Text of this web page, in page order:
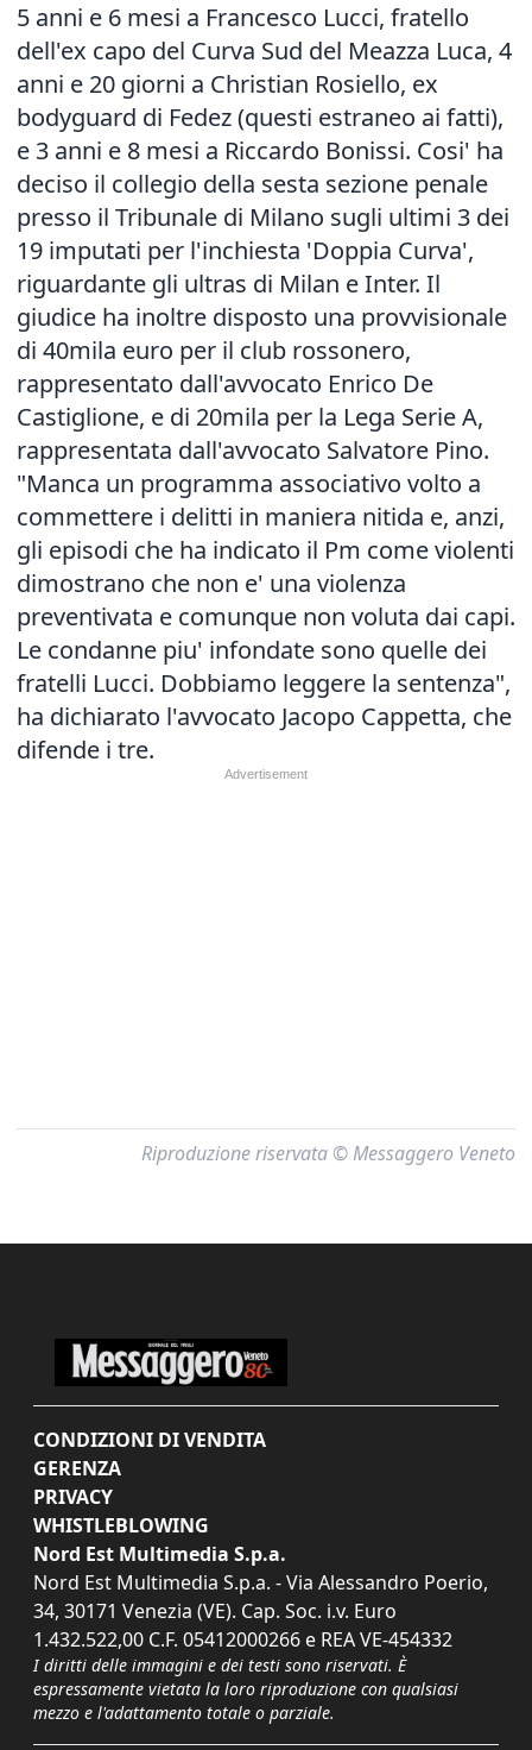
5 anni e 6 mesi a Francesco Lucci, fratello
dell'ex capo del Curva Sud del Meazza Luca, 4
anni e 20 giorni a Christian Rosiello, ex
bodyguard di Fedez (questi estraneo ai fatti),
e 3 anni e 8 mesi a Riccardo Bonissi. Cosi' ha
deciso il collegio della sesta sezione penale
presso il Tribunale di Milano sugli ultimi 3 dei
19 imputati per l'inchiesta 'Doppia Curva',
riguardante gli ultras di Milan e Inter. Il
giudice ha inoltre disposto una provvisionale
di 40mila euro per il club rossonero,
rappresentato dall'avvocato Enrico De
Castiglione, e di 20mila per la Lega Serie A,
rappresentata dall'avvocato Salvatore Pino.
"Manca un programma associativo volto a
commettere i delitti in maniera nitida e, anzi,
gli episodi che ha indicato il Pm come violenti
dimostrano che non e' una violenza
preventivata e comunque non voluta dai capi.
Le condanne piu' infondate sono quelle dei
fratelli Lucci. Dobbiamo leggere la sentenza",
ha dichiarato l'avvocato Jacopo Cappetta, che
difende i tre.
Riproduzione riservata © Messaggero Veneto
CONDIZIONI DI VENDITA
GERENZA
PRIVACY
WHISTLEBLOWING
Nord Est Multimedia S.p.a.
Nord Est Multimedia S.p.a. - Via Alessandro Poerio,
34, 30171 Venezia (VE). Cap. Soc. i.v. Euro
1.432.522,00 C.F. 05412000266 e REA VE-454332
I diritti delle immagini e dei testi sono riservati. È
espressamente vietata la loro riproduzione con qualsiasi
mezzo e l'adattamento totale o parziale.